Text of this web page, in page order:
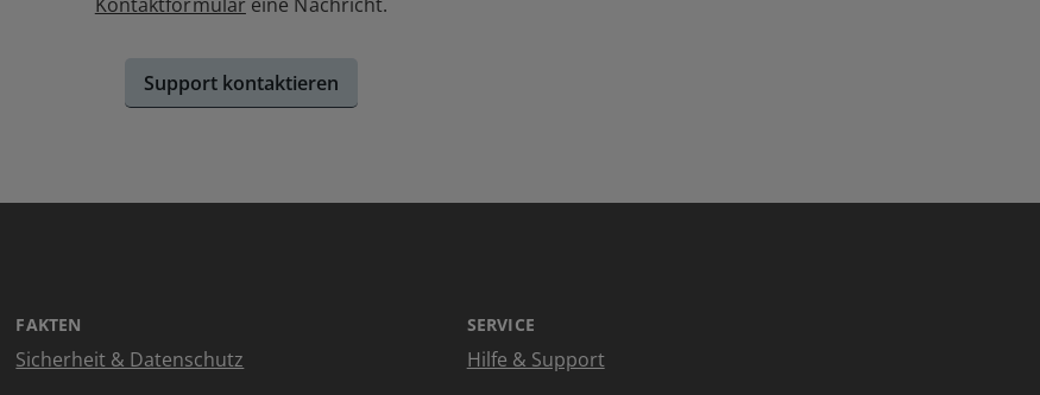
Support kontaktieren
FAKTEN
Sicherheit & Datenschutz
SERVICE
Hilfe & Support